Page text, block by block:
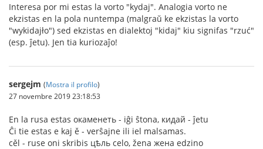
Interesa por mi estas la vorto "kydaj". Analogia vorto ne
ekzistas en la pola nuntempa (malgraŭ ke ekzistas la vorto
"wykidajło") sed ekzistas en dialektoj "kidaj" kiu signifas "rzuć"
(esp. ĵetu). Jen tia kuriozaĵo!
sergejm (Mostra il profilo)
27 novembre 2019 23:18:53
En la rusa estas окаменеть - iĝi ŝtona, кидай - ĵetu
Ĉi tie estas e kaj ě - verŝajne ili iel malsamas.
cěl - ruse oni skribis цѣль celo, žena жена edzino